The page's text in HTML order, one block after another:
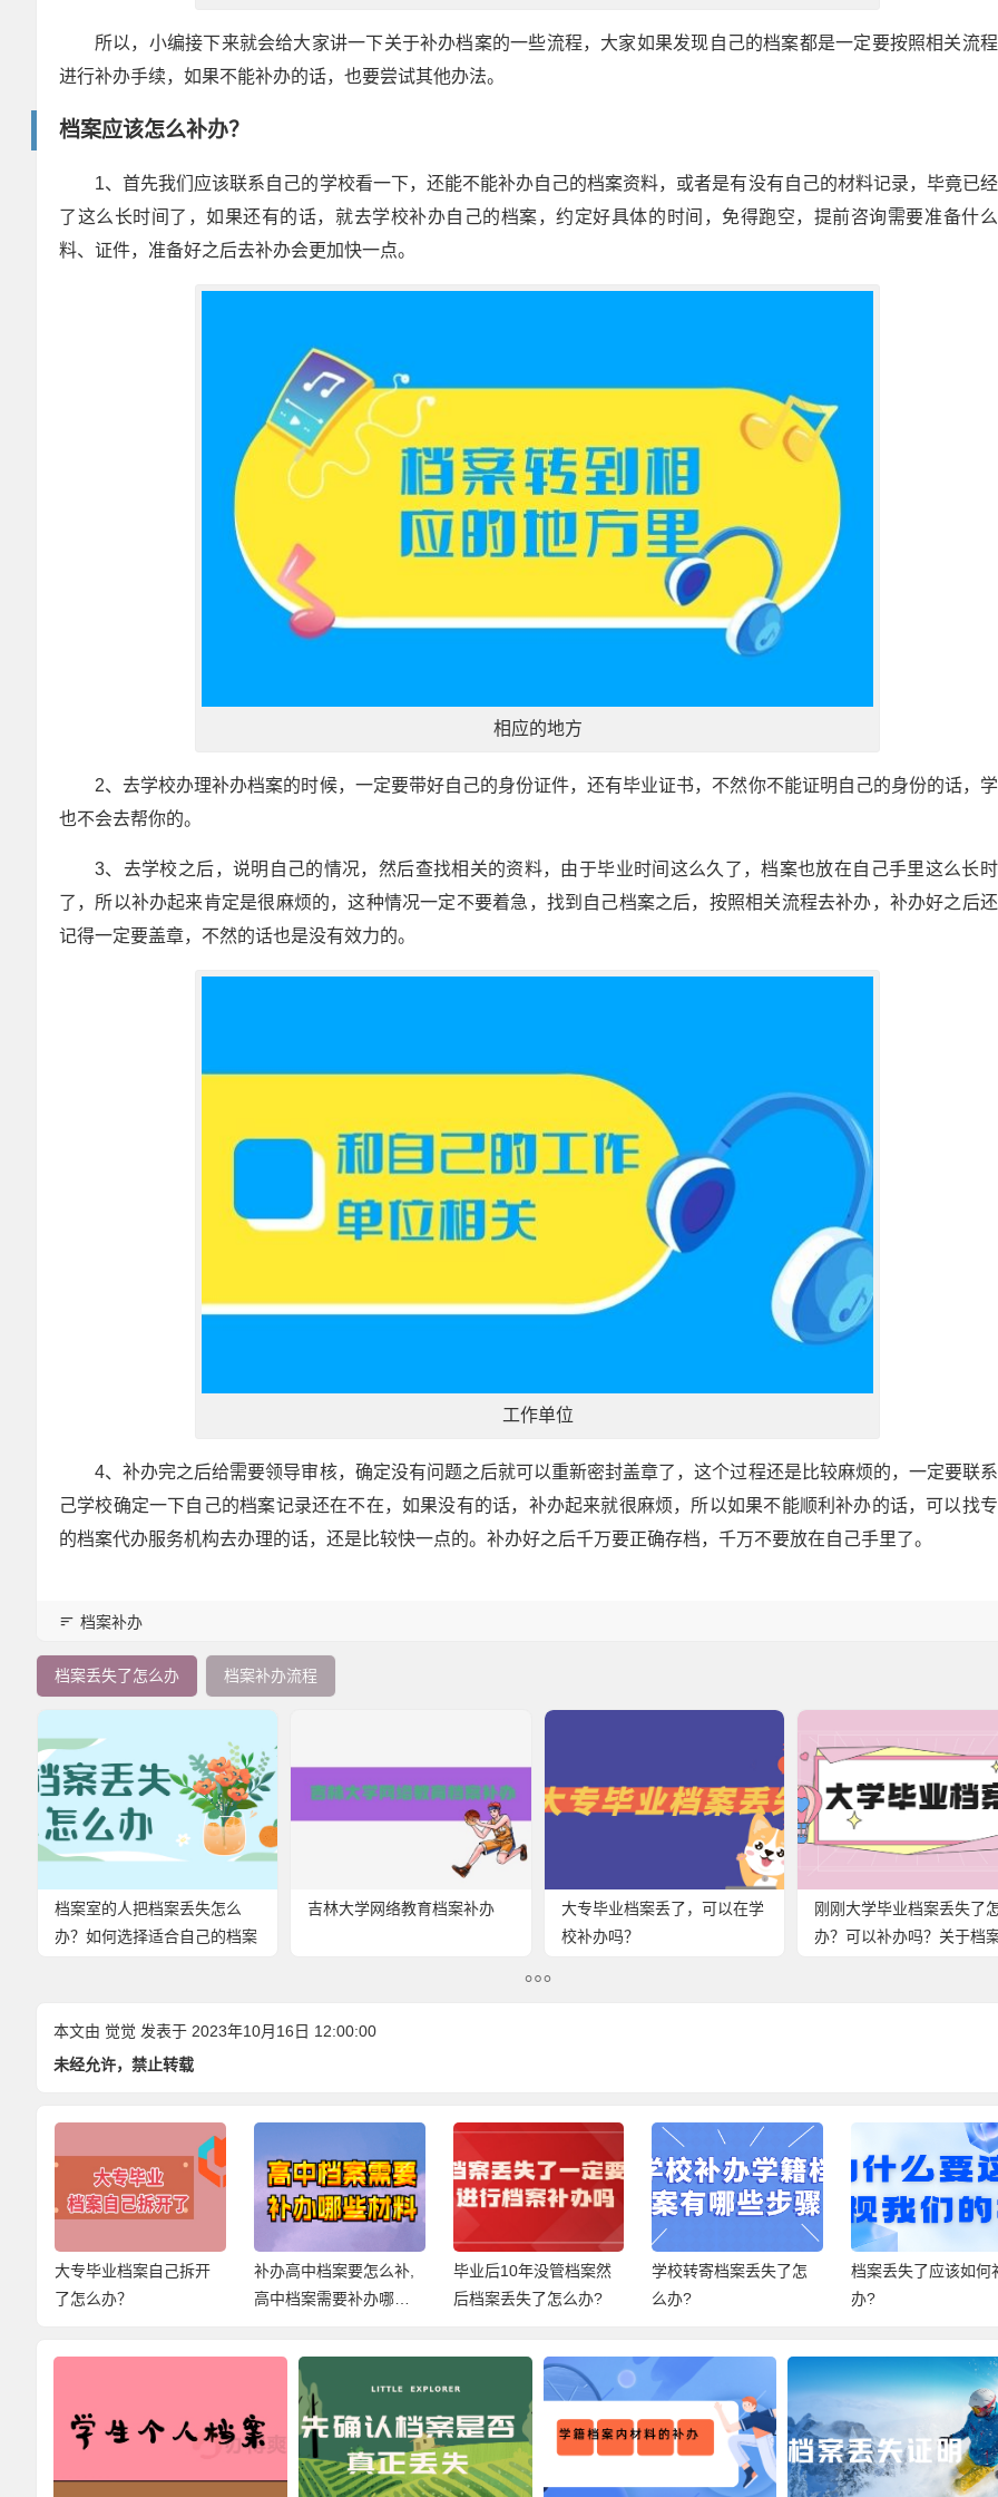
所以，小编接下来就会给大家讲一下关于补办档案的一些流程，大家如果发现自己的档案都是一定要按照相关流
进行补办手续，如果不能补办的话，也要尝试其他办法。
档案应该怎么补办？
1、首先我们应该联系自己的学校看一下，还能不能补办自己的档案资料，或者是有没有自己的材料记录，毕竟已
了这么长时间了，如果还有的话，就去学校补办自己的档案，约定好具体的时间，免得跑空，提前咨询需要准备什
料、证件，准备好之后去补办会更加快一点。
相应的地方
2、去学校办理补办档案的时候，一定要带好自己的身份证件，还有毕业证书，不然你不能证明自己的身份的话，
也不会去帮你的。
3、去学校之后，说明自己的情况，然后查找相关的资料，由于毕业时间这么久了，档案也放在自己手里这么长
了，所以补办起来肯定是很麻烦的，这种情况一定不要着急，找到自己档案之后，按照相关流程去补办，补办好之后
记得一定要盖章，不然的话也是没有效力的。
工作单位
4、补办完之后给需要领导审核，确定没有问题之后就可以重新密封盖章了，这个过程还是比较麻烦的，一定要联
己学校确定一下自己的档案记录还在不在，如果没有的话，补办起来就很麻烦，所以如果不能顺利补办的话，可以找
的档案代办服务机构去办理的话，还是比较快一点的。补办好之后千万要正确存档，千万不要放在自己手里了。
档案补办
档案丢失了怎么办 档案补办流程
档案室的人把档案丢失怎么
办？如何选择适合自己的档案
吉林大学网络教育档案补办
大专毕业档案丢了，可以在学
校补办吗？
刚刚大学毕业档案丢失了
办？可以补办吗？关于档
本文由 觉觉 发表于 2023年10月16日 12:00:00
未经允许，禁止转载
补办高中档案要怎么补,
高中档案需要补办哪些
毕业后10年没管档案然
后档案丢失了怎么办?
学校转寄档案丢失了怎
么办?
档案丢失了应该如何补
办?
档案里一定要有高中
毕业登记表吗？没有